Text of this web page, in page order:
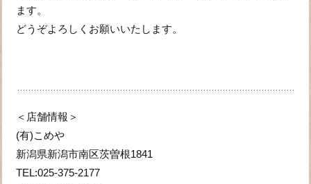
ます。
どうぞよろしくお願いいたします。
＜店舗情報＞
(有)こめや
新潟県新潟市南区茨曽根1841
TEL:025-375-2177